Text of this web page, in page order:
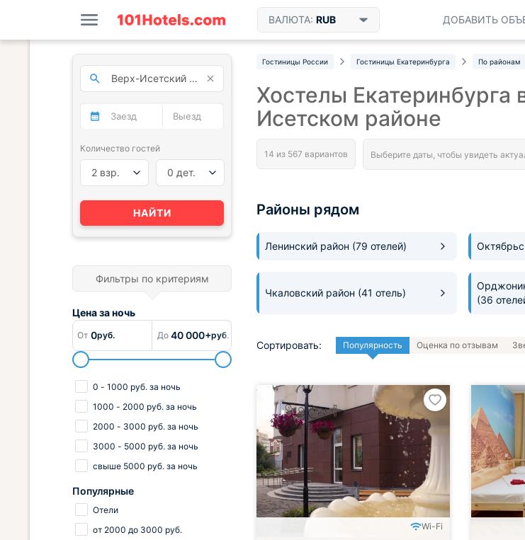
ВАЛЮТА: RUB ДОБАВИТЬ
Гостиницы России Гостиницы Екатеринбурга По районам
Хостелы Екатеринбурга
Исетском районе
Районы рядом
Ленинский район (79 отелей)
Чкаловский район (41 отель)
(36
Сортировать: Популярность Оценка по отзывам
Wi-Fi
Количество гостей
2 взр. 0 дет.
НАЙТИ
Фильтры по критериям
Цена заночь
От 0руб. До 40 000+руб.
0 - 1000 руб. за ночь
1000 - 2000 руб. за ночь
2000 - 3000 руб. за ночь
3000 - 5000 руб. за ночь
свыше 5000 руб. за ночь
Популярные
Отели
от 2000 до 3000 руб.